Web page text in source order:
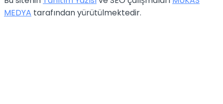
MEDYA tarafından yürütülmektedir.